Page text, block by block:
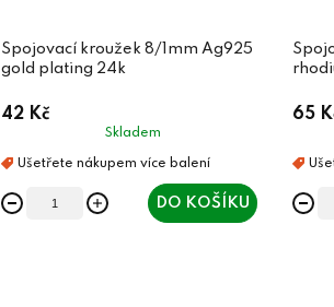
Spojovací kroužek 8/1mm Ag925
gold plating 24k
42 Kč
Skladem
DO KOŠÍKU
65